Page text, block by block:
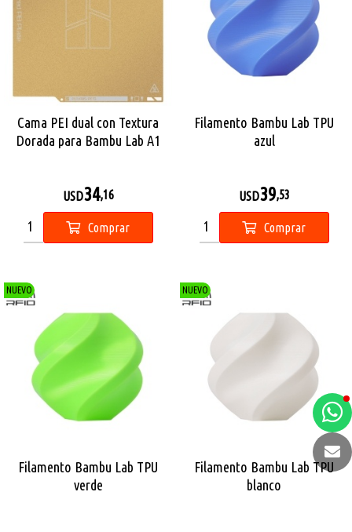
Cama PEI dual con Textura
Dorada para Bambu Lab A1
USD34,16
Comprar
Filamento Bambu Lab TPU
azul
USD39,53
Comprar
NUEVO
Filamento Bambu Lab TPU
verde
NUEVO
Filamento Bambu Lab TPU
blanco